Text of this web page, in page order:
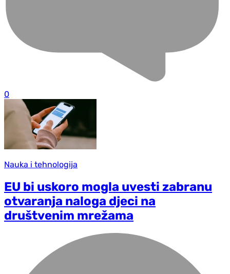
0
Nauka i tehnologija
EU bi uskoro mogla uvesti zabranu
otvaranja naloga djeci na
društvenim mrežama